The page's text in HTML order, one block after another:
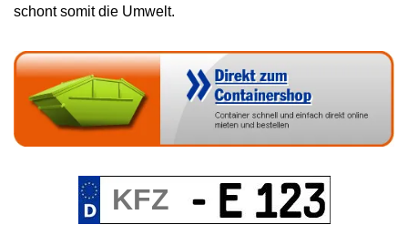
schont somit die Umwelt.